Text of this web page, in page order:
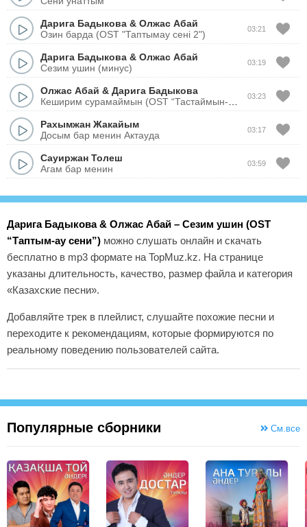
Дарига Бадыкова & Олжас Абай
Озин барда (OST "Таптымау сені 2")
03:21
Дарига Бадыкова & Олжас Абай
Сезим ушин (минус)
03:19
Олжас Абай & Дарига Бадыкова
03:23
Рахымжан Жакайым
Досым бар менин Актауда
03:17
Сауиржан Толеш
Агам бар менин
03:59
Дарига Бадыкова & Олжас Абай – Сезим ушин (OST
“Таптым-ау сени”) можно слушать онлайн и скачать
бесплатно в mp3 формате на TopMuz.kz. На странице
указаны длительность, качество, размер файла и категория
«Казахские песни».
Добавляйте трек в плейлист, слушайте похожие песни и
переходите к рекомендациям, которые формируются по
реальному поведению пользователей сайта.
Популярные сборники См.все